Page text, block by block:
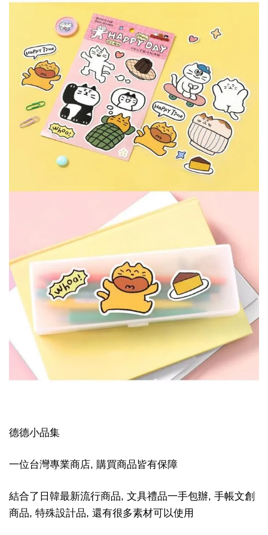
德德小品集
一位台灣專業商店, 購買商品皆有保障
結合了日韓最新流行商品, 文具禮品一手包辦, 手帳文創
商品, 特殊設計品, 還有很多素材可以使用